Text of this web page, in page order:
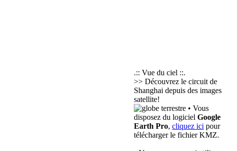
.:: Vue du ciel ::.
>> Découvrez le circuit de
Shanghai depuis des images
satellite!
• Vous
disposez du logiciel Google
Earth Pro, cliquez ici pour
télécharger le fichier KMZ.